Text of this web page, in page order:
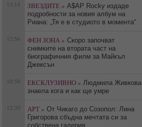
13:14 ЗВЕЗДИТЕ » A$AP Rocky издаде
подробности за новия албум на
Риана: „Тя е в студиото в момента“
12:56 ФЕН ЗОНА » Скоро започват
снимките на втората част на
биографичния филм за Майкъл
Джексън
10:50 ЕКСКЛУЗИВНО » Людмила Живкова
знаела кога и как ще умре
12:30 АРТ » От Чикаго до Созопол: Лина
Григорова сбъдна мечтата си за
собствена галерия